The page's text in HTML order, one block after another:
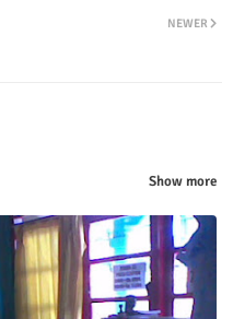
NEWER
Show more